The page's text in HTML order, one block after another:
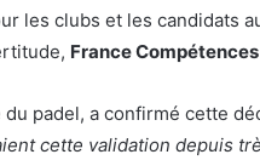
les clubs et les candidats
France Compétences
du padel, a confirmé cette
cette validation depuis